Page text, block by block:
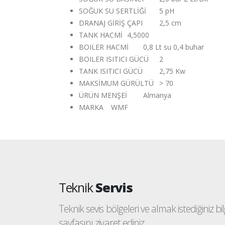
SOĞUK SU SERTLİĞİ
5 pH
DRANAJ GİRİŞ ÇAPI
2,5 cm
TANK HACMİ 4,5000
BOILER HACMİ
0,8 Lt su 0,4 buhar
BOILER ISITICI GÜCÜ
2
TANK ISITICI GÜCÜ
2,75 Kw
MAKSİMUM GÜRÜLTÜ
> 70
ÜRÜN MENŞEİ
Almanya
MARKA
WMF
TeknikServis
Teknik sevis bölgeleri ve almak istediğiniz